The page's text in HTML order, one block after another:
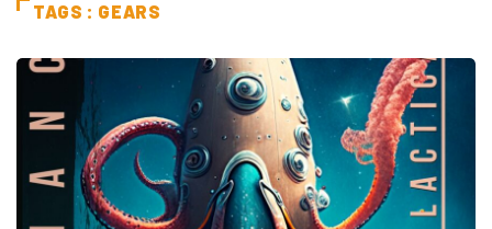
TAGS : GEARS